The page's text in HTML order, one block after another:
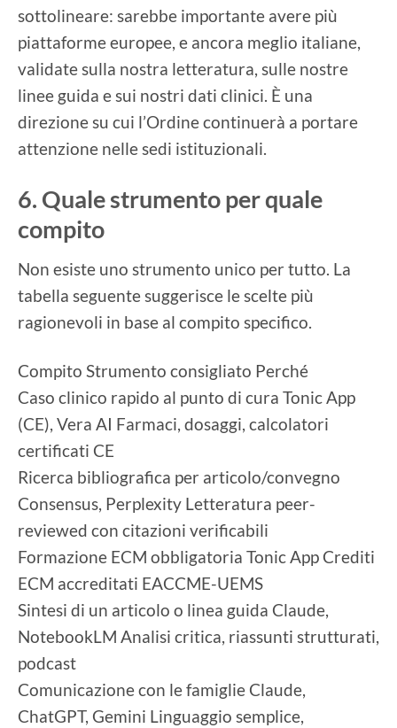
sottolineare: sarebbe importante avere più
piattaforme europee, e ancora meglio italiane,
validate sulla nostra letteratura, sulle nostre
linee guida e sui nostri dati clinici. È una
direzione su cui l’Ordine continuerà a portare
attenzione nelle sedi istituzionali.
6. Quale strumento per quale
compito
Non esiste uno strumento unico per tutto. La
tabella seguente suggerisce le scelte più
ragionevoli in base al compito specifico.
Compito Strumento consigliato Perché
Caso clinico rapido al punto di cura Tonic App
(CE), Vera AI Farmaci, dosaggi, calcolatori
certificati CE
Ricerca bibliografica per articolo/convegno
Consensus, Perplexity Letteratura peer-
reviewed con citazioni verificabili
Formazione ECM obbligatoria Tonic App Crediti
ECM accreditati EACCME-UEMS
Sintesi di un articolo o linea guida Claude,
NotebookLM Analisi critica, riassunti strutturati,
podcast
Comunicazione con le famiglie Claude,
ChatGPT, Gemini Linguaggio semplice,